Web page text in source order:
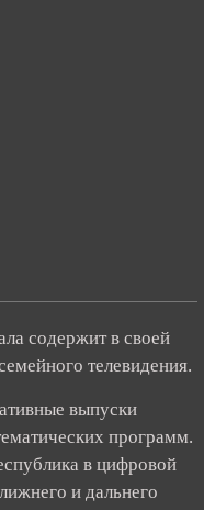
содержит в своей
телевидения.
выпуски
программ.
в цифровой
и дальнего